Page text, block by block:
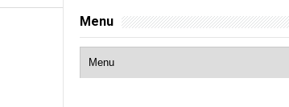
Menu